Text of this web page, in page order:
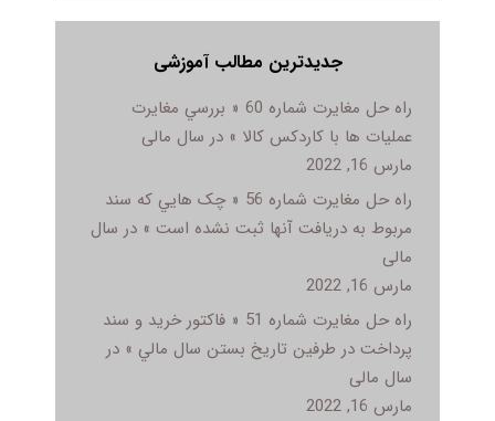
جدیدترین مطالب آموزشی
راه حل مغایرت شماره 60 « بررسي مغايرت
عمليات ها با کاردکس کالا » در سال مالی
مارس 16, 2022
راه حل مغایرت شماره 56 « چک هايي که سند
مربوط به دريافت آنها ثبت نشده است » در سال
مالی
مارس 16, 2022
راه حل مغایرت شماره 51 « فاکتور خريد و سند
پرداخت در طرفين تاريخ بستن سال مالي » در
سال مالی
مارس 16, 2022